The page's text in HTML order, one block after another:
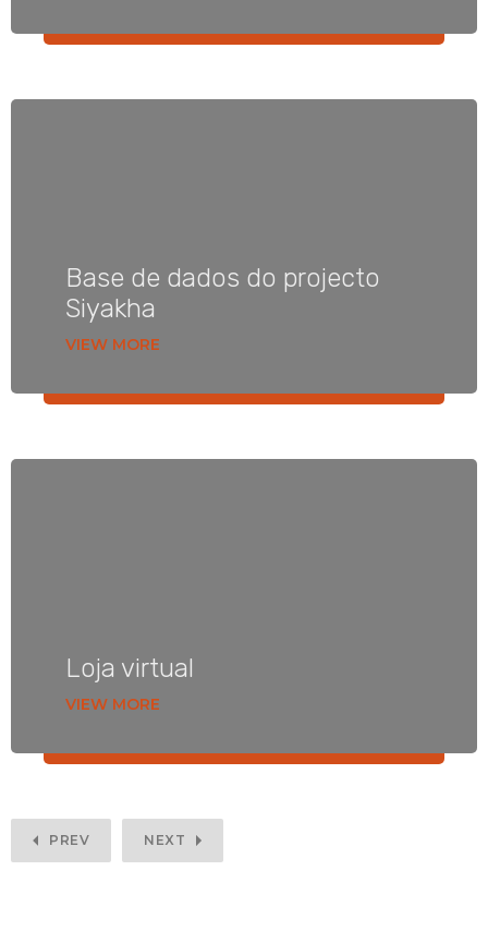
Base de dados do projecto
Siyakha
VIEW MORE
Loja virtual
VIEW MORE
PREV NEXT